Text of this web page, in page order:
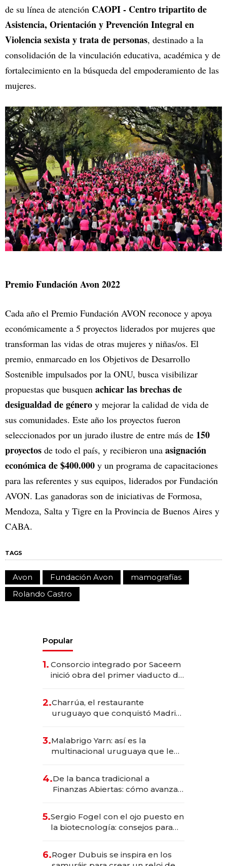
de su línea de atención CAOPI - Centro tripartito de
Asistencia, Orientación y Prevención Integral en
Violencia sexista y trata de personas, destinado a la
consolidación de la vinculación educativa, académica y de
fortalecimiento en la búsqueda del empoderamiento de las
mujeres.
Premio Fundación Avon 2022
Cada año el Premio Fundación AVON reconoce y apoya
económicamente a 5 proyectos liderados por mujeres que
transforman las vidas de otras mujeres y niñas/os. El
premio, enmarcado en los Objetivos de Desarrollo
Sostenible impulsados por la ONU, busca visibilizar
propuestas que busquen achicar las brechas de
desigualdad de género y mejorar la calidad de vida de
sus comunidades. Este año los proyectos fueron
seleccionados por un jurado ilustre de entre más de 150
proyectos de todo el país, y recibieron una asignación
económica de $400.000 y un programa de capacitaciones
para las referentes y sus equipos, liderados por Fundación
AVON. Las ganadoras son de iniciativas de Formosa,
Mendoza, Salta y Tigre en la Provincia de Buenos Aires y
CABA.
TAGS
Avon Fundación Avon
mamografías
Rolando Castro
Popular
1. Consorcio integrado por Saceem
inició obra del primer viaducto de
millones
2.Charrúa, el restaurante
uruguayo que conquistó Madrid:
anticipación y prepara apertura
3.Malabrigo Yarn: así es la
multinacional uruguaya que le
4.De la banca tradicional a
Finanzas Abiertas: cómo avanza
5.Sergio Fogel con el ojo puesto en
la biotecnología: consejos para
6.Roger Dubuis se inspira en los